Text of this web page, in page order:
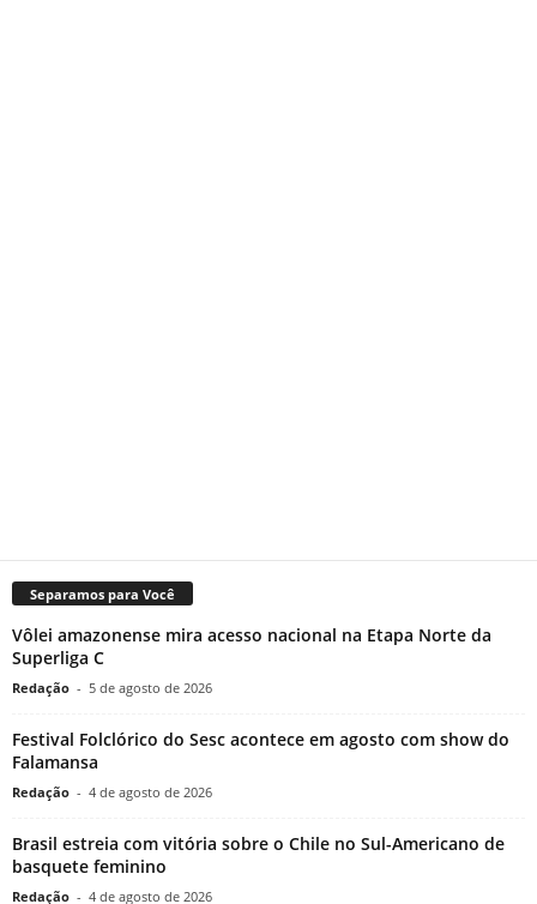
Separamos para Você
Vôlei amazonense mira acesso nacional na Etapa Norte da
Superliga C
Redação - 5 de agosto de 2026
Festival Folclórico do Sesc acontece em agosto com show do
Falamansa
Redação - 4 de agosto de 2026
Brasil estreia com vitória sobre o Chile no Sul-Americano de
basquete feminino
Redação - 4 de agosto de 2026